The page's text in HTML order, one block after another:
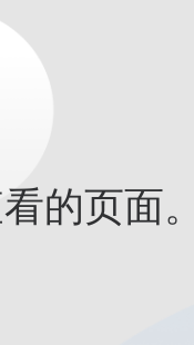
的页面。